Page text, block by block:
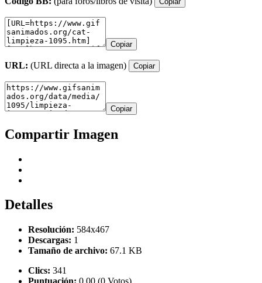
Copiar
URL: (URL directa a la imagen) Copiar
Copiar
Compartir Imagen
Detalles
Resolución: 584x467
Descargas: 1
Tamaño de archivo: 67.1 KB
Clics: 341